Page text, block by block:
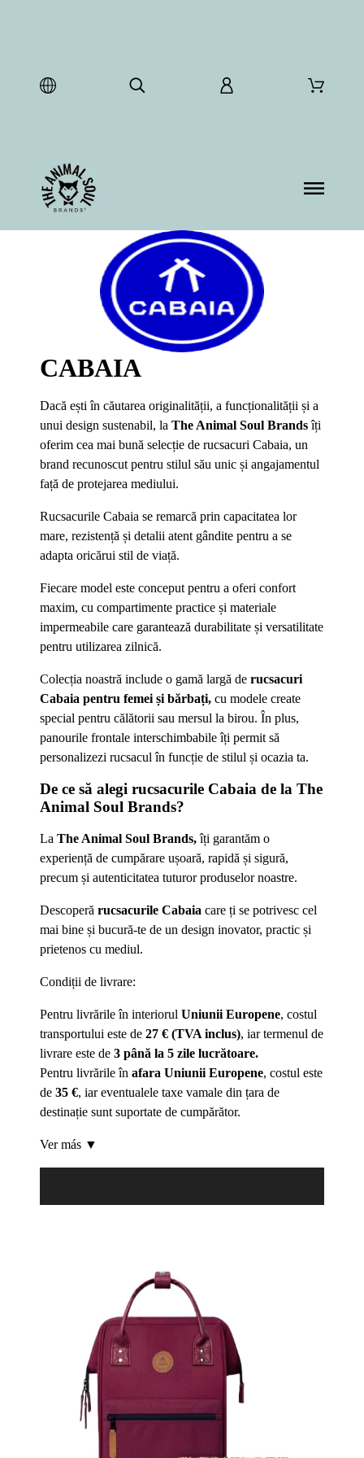
CABAIA
Dacă ești în căutarea originalității, a funcționalității și a
unui design sustenabil, la The Animal Soul Brandsîți
oferim cea mai bună selecție de rucsacuri Cabaia, un
brand recunoscut pentru stilul său unic și angajamentul
față de protejarea mediului.
Rucsacurile Cabaia se remarcă prin capacitatea lor
mare, rezistență și detalii atent gândite pentru a se
adapta oricărui stil de viață.
Fiecare model este conceput pentru a oferi confort
maxim, cu compartimente practice și materiale
impermeabile care garantează durabilitate și versatilitate
pentru utilizarea zilnică.
Colecția noastră include o gamă largă de rucsacuri
Cabaia pentru femei și bărbați, cu modele create
special pentru călătorii sau mersul la birou. În plus,
panourile frontale interschimbabile îți permit să
personalizezi rucsacul în funcție de stilul și ocazia ta.
De ce să alegi rucsacurile Cabaia de la The
Animal Soul Brands?
La The Animal Soul Brands,îți garantăm o
experiență de cumpărare ușoară, rapidă și sigură,
precum și autenticitatea tuturor produselor noastre.
Descoperă rucsacurile Cabaia care ți se potrivesc cel
mai bine și bucură-te de un design inovator, practic și
prietenos cu mediul.
Condiții de livrare:
Pentru livrările în interiorul Uniunii Europene, costul
transportului este de 27 € (TVA inclus), iar termenul de
livrare este de 3 până la 5 zile lucrătoare.
Pentru livrările în afara Uniunii Europene, costul este
de 35 €, iar eventualele taxe vamale din țara de
destinație sunt suportate de cumpărător.
Ver más ▼